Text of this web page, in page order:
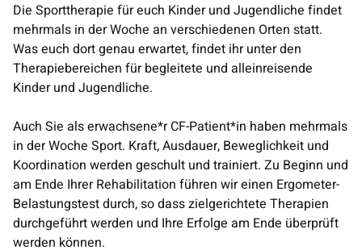
Die Sporttherapie für euch Kinder und Jugendliche findet
mehrmals in der Woche an verschiedenen Orten statt.
Was euch dort genau erwartet, findet ihr unter den
Therapiebereichen für begleitete und alleinreisende
Kinder und Jugendliche.
Auch Sie als erwachsene*r CF-Patient*in haben mehrmals
in der Woche Sport. Kraft, Ausdauer, Beweglichkeit und
Koordination werden geschult und trainiert. Zu Beginn und
am Ende Ihrer Rehabilitation führen wir einen Ergometer-
Belastungstest durch, so dass zielgerichtete Therapien
durchgeführt werden und Ihre Erfolge am Ende überprüft
werden können.